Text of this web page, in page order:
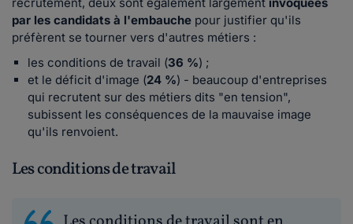
par les candidats à l'embauche pour justifier qu'ils
préfèrent se tourner vers d'autres métiers :
les conditions de travail (36 %) ;
et le déficit d'image (24 %) - beaucoup d'entreprises
qui recrutent sur des métiers dits "en tension",
subissent les conséquences de la mauvaise image
qu'ils renvoient.
Les conditions de travail